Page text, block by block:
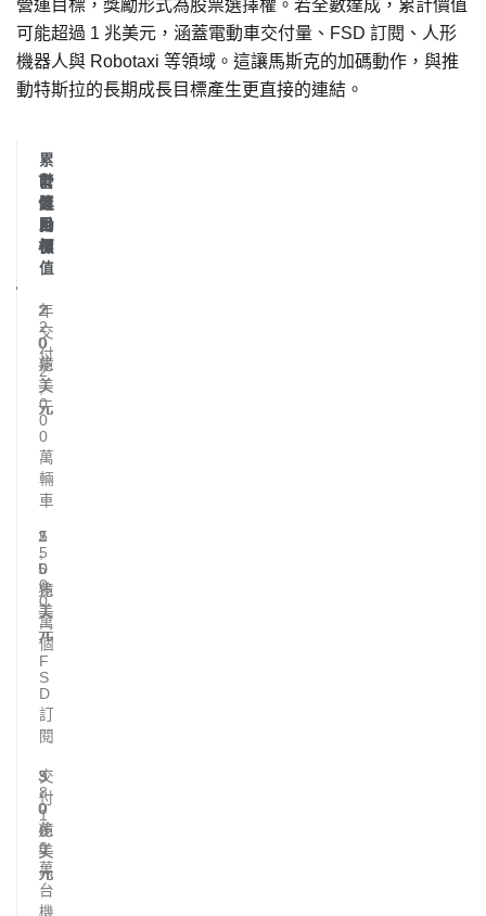
營運目標，獎勵形式為股票選擇權。若全數達成，累計價值
可能超過 1 兆美元，涵蓋電動車交付量、FSD 訂閱、人形
機器人與 Robotaxi 等領域。這讓馬斯克的加碼動作，與推
動特斯拉的長期成長目標產生更直接的連結。
市
值
目
標
營
運
目
標
累
計
獎
勵
價
值
2
.
0
兆
美
元
年
交
付
2
,
0
0
0
萬
輛
車
2
2
0
億
美
元
2
.
5
兆
美
元
1
,
0
0
0
萬
個
F
S
D
訂
閱
5
5
0
億
美
元
3
.
0
兆
美
元
交
付
1
0
0
萬
台
機
9
8
0
億
美
元